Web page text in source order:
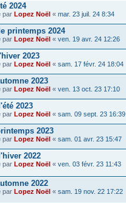
2024
par Lopez Noël « mar. 23 juil. 24 8:34
printemps 2024
par Lopez Noël « ven. 19 avr. 24 12:26
2023
par Lopez Noël « sam. 17 févr. 24 18:04
2023
par Lopez Noël « ven. 13 oct. 23 17:10
2023
par Lopez Noël « sam. 09 sept. 23 16:39
2023
par Lopez Noël « sam. 01 avr. 23 15:47
2022
par Lopez Noël « ven. 03 févr. 23 11:43
2022
par Lopez Noël « sam. 19 nov. 22 17:22